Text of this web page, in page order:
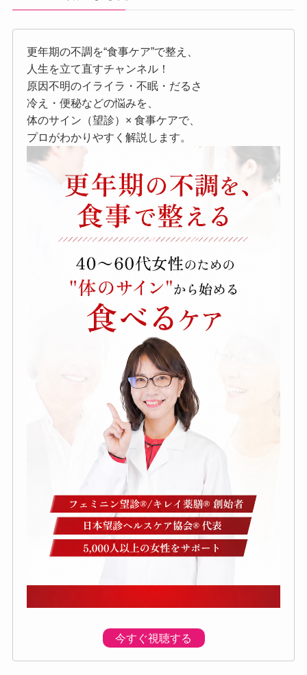
更年期の不調を“食事ケア”で整え、
人生を立て直すチャンネル！
原因不明のイライラ・不眠・だるさ
冷え・便秘などの悩みを、
体のサイン（望診）× 食事ケアで、
プロがわかりやすく解説します。
今すぐ視聴する